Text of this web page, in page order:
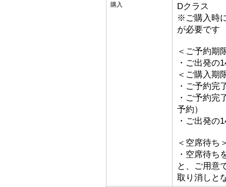
購入
Dクラス
※ご購入時
が必要です
＜ご予約期
・ご出発の
＜ご購入期
・ご予約完
・ご予約完
予約）
・ご出発の
＜空席待ち
・空席待ち
と、ご用意
取り消しと